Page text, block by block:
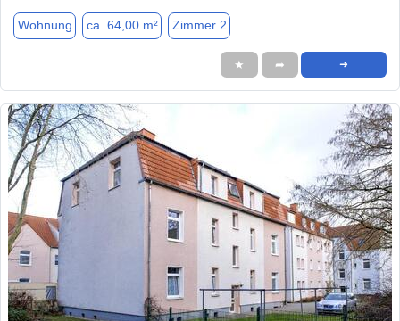
Wohnung ca. 64,00 m² Zimmer 2
★ ➦ ➜